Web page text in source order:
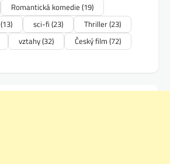
Romantická komedie (19)
(13) sci-fi (23) Thriller(23)
vztahy(32) Český film (72)